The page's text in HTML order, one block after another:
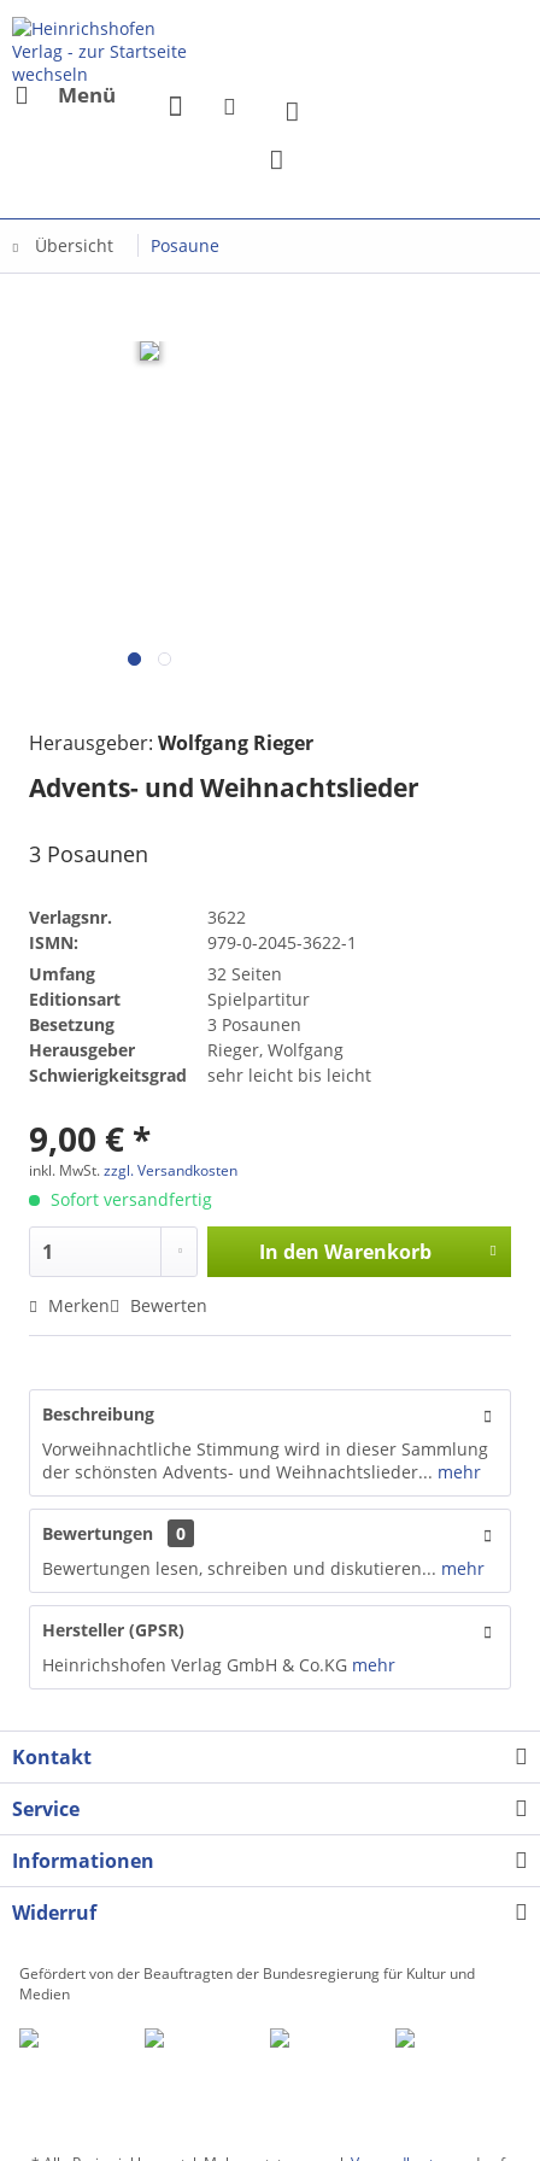
Menü
Übersicht Posaune
Herausgeber: Wolfgang Rieger
Advents- und Weihnachtslieder
3 Posaunen
Verlagsnr.
3622
ISMN:
979-0-2045-3622-1
Umfang
32 Seiten
Editionsart
Spielpartitur
Besetzung
3 Posaunen
Herausgeber
Rieger, Wolfgang
Schwierigkeitsgrad
sehr leicht bis leicht
9,00 € *
inkl. MwSt.zzgl. Versandkosten
Sofort versandfertig
In den Warenkorb
Merken Bewerten
Beschreibung
Vorweihnachtliche Stimmung wird in dieser Sammlung
der schönsten Advents- und Weihnachtslieder... mehr
Bewertungen
0
Bewertungen lesen, schreiben und diskutieren... mehr
Hersteller (GPSR)
Heinrichshofen Verlag GmbH & Co.KG mehr
Kontakt
Service
Informationen
Widerruf
Gefördert von der Beauftragten der Bundesregierung für Kultur und
Medien